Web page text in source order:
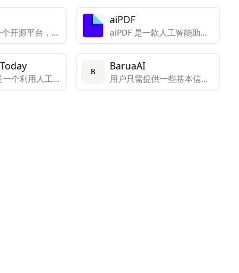
开源平台，允
单的拖放界面
AI工具。该平
和创造者设
连接和组合不
获得独特的结
aiPDF
aiPDF 是一款人工智能助
手，旨在提高用户与文档互
动的效率和体验。
个利用人工智
聊天交互方式
B BaruaAI
用户只需提供一些基本信
息，Barua AI即可生成个性